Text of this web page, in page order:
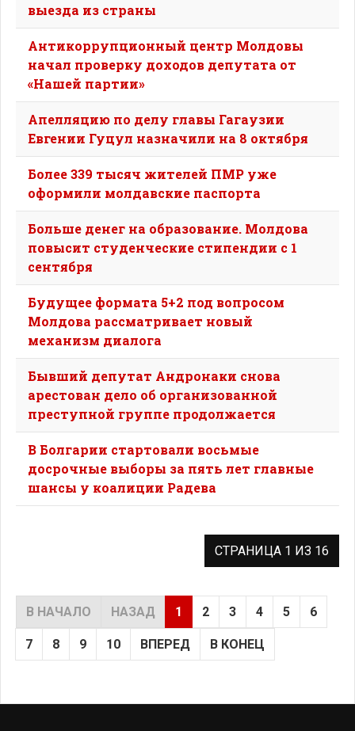
выезда из страны
Антикоррупционный центр Молдовы
начал проверку доходов депутата от
«Нашей партии»
Апелляцию по делу главы Гагаузии
Евгении Гуцул назначили на 8 октября
Более 339 тысяч жителей ПМР уже
оформили молдавские паспорта
Больше денег на образование. Молдова
повысит студенческие стипендии с 1
сентября
Будущее формата 5+2 под вопросом
Молдова рассматривает новый
механизм диалога
Бывший депутат Андронаки снова
арестован дело об организованной
преступной группе продолжается
В Болгарии стартовали восьмые
досрочные выборы за пять лет главные
шансы у коалиции Радева
СТРАНИЦА 1 ИЗ 16
В НАЧАЛО НАЗАД 1 2 3 4 5 6
7 8 9 10 ВПЕРЕД В КОНЕЦ